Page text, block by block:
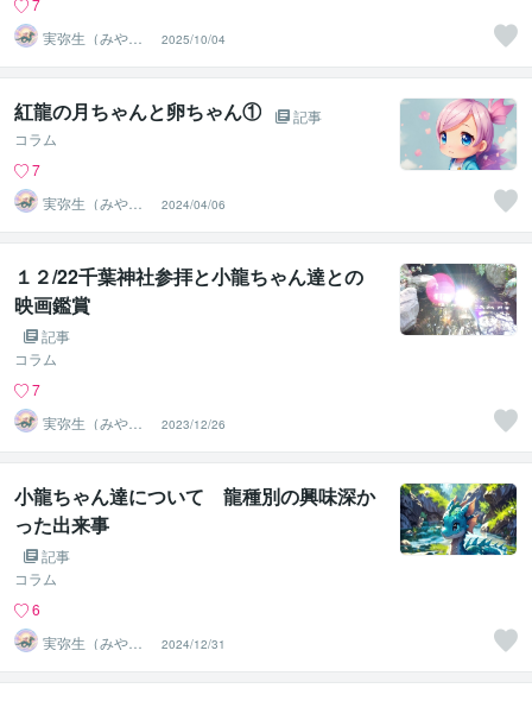
7
実弥生（みや
の）
2025/10/04
紅龍の月ちゃんと卵ちゃん①
記事
コラム
7
実弥生（みや
の）
2024/04/06
１２/22千葉神社参拝と小龍ちゃん達との
映画鑑賞
記事
コラム
7
実弥生（みや
の）
2023/12/26
小龍ちゃん達について 龍種別の興味深か
った出来事
記事
コラム
6
実弥生（みや
の）
2024/12/31